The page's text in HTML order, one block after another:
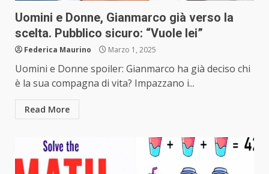
Uomini e Donne, Gianmarco già verso la
scelta. Pubblico sicuro: “Vuole lei”
Federica Maurino Marzo 1, 2025
Uomini e Donne spoiler: Gianmarco ha già deciso chi
è la sua compagna di vita? Impazzano i...
Read More